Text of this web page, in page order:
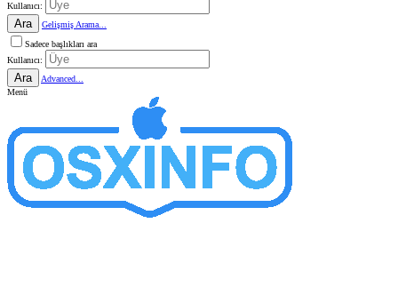
Kullanıcı:
Ara
Gelişmiş Arama...
Sadece başlıkları ara
Kullanıcı:
Ara
Advanced...
Menü